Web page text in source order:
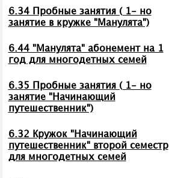
6.34 Пробные занятия ( 1- но
занятие в кружке "Манулята")
6.44 "Манулята" абонемент на 1
год для многодетных семей
6.35 Пробные занятия ( 1- но
занятие "Начинающий
путешественник")
6.32 Кружок "Начинающий
путешественник" второй семестр
для многодетных семей